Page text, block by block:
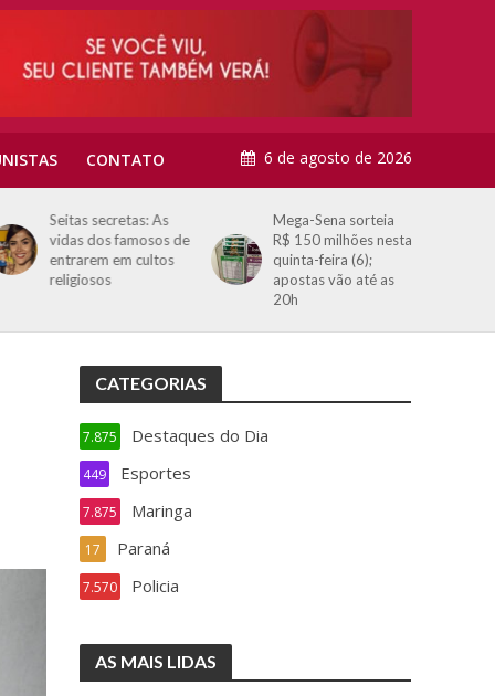
CONTATO 6 de agosto de 2026
Seitas secretas: As
vidas dos famosos de
entrarem em cultos
religiosos
Mega-Sena sorteia
R$ 150 milhões nesta
quinta-feira (6);
apostas vão até as
20h
CATEGORIAS
Destaques do Dia
7.875
Esportes
449
Maringa
7.875
Paraná
17
Policia
7.570
AS MAIS LIDAS